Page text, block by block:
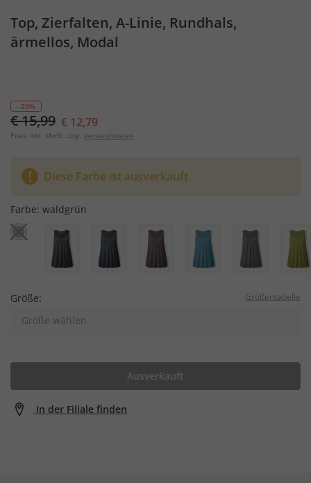
Top, Zierfalten, A-Linie, Rundhals,
ärmellos, Modal
- 20%
€ 15,99 € 12,79
Preis inkl. MwSt. zzgl. Versandkosten
Diese Farbe ist ausverkauft
Farbe: waldgrün
Größe: Größentabelle
Größe wählen
Ausverkauft
In der Filiale finden